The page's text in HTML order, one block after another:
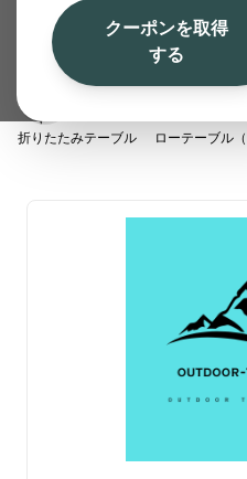
クーポンを取得
する
人気カ
折りたたみテーブル ローテーブル